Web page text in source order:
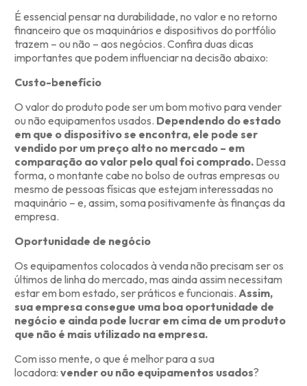
É essencial pensar na durabilidade, no valor e no retorno
financeiro que os maquinários e dispositivos do portfólio
trazem – ou não – aos negócios. Confira duas dicas
importantes que podem influenciar na decisão abaixo:
Custo-benefício
O valor do produto pode ser um bom motivo para vender
ou não equipamentos usados. Dependendo do estado
em que o dispositivo se encontra, ele pode ser
vendido por um preço alto no mercado – em
comparação ao valor pelo qual foi comprado. Dessa
forma, o montante cabe no bolso de outras empresas ou
mesmo de pessoas físicas que estejam interessadas no
maquinário – e, assim, soma positivamente às finanças da
empresa.
Oportunidade de negócio
Os equipamentos colocados à venda não precisam ser os
últimos de linha do mercado, mas ainda assim necessitam
estar em bom estado, ser práticos e funcionais. Assim,
sua empresa consegue uma boa oportunidade de
negócio e ainda pode lucrar em cima de um produto
que não é mais utilizado na empresa.
Com isso mente, o que é melhor para a sua
locadora: vender ou não equipamentos usados?